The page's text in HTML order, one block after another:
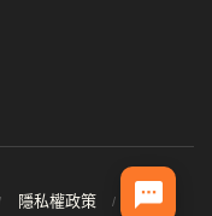
隱私權政策